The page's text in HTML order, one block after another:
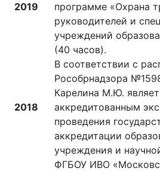
2019
программе «Охрана
руководителей и
учреждений
(40 часов).
2018
В соответствии с
Рособрнадзора
Карелина М.Ю.
аккредитованным
проведения
аккредитации
учреждения и
ФГБОУ ИВО